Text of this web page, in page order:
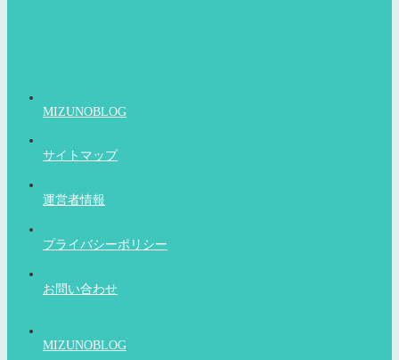
MIZUNOBLOG
サイトマップ
運営者情報
プライバシーポリシー
お問い合わせ
MIZUNOBLOG